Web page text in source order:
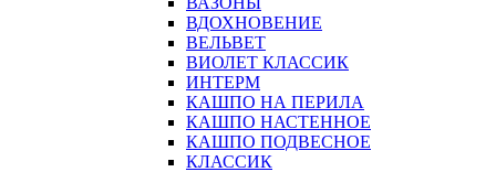
ВДОХНОВЕНИЕ
ВЕЛЬВЕТ
ВИОЛЕТ КЛАССИК
ИНТЕРМ
КАШПО НА ПЕРИЛА
КАШПО НАСТЕННОЕ
КАШПО ПОДВЕСНОЕ
КЛАССИК